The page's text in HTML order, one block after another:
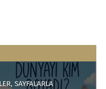
SAYFALARLA